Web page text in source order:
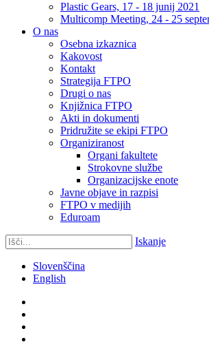
Plastic Gears, 17 - 18 junij 2021
Multicomp Meeting, 24 - 25
O nas
Osebna izkaznica
Kakovost
Kontakt
Strategija FTPO
Drugi o nas
Knjižnica FTPO
Akti in dokumenti
Pridružite se ekipi FTPO
Organiziranost
Organi fakultete
Strokovne službe
Organizacijske enote
Javne objave in razpisi
FTPO v medijih
Eduroam
Iskanje
Slovenščina
English